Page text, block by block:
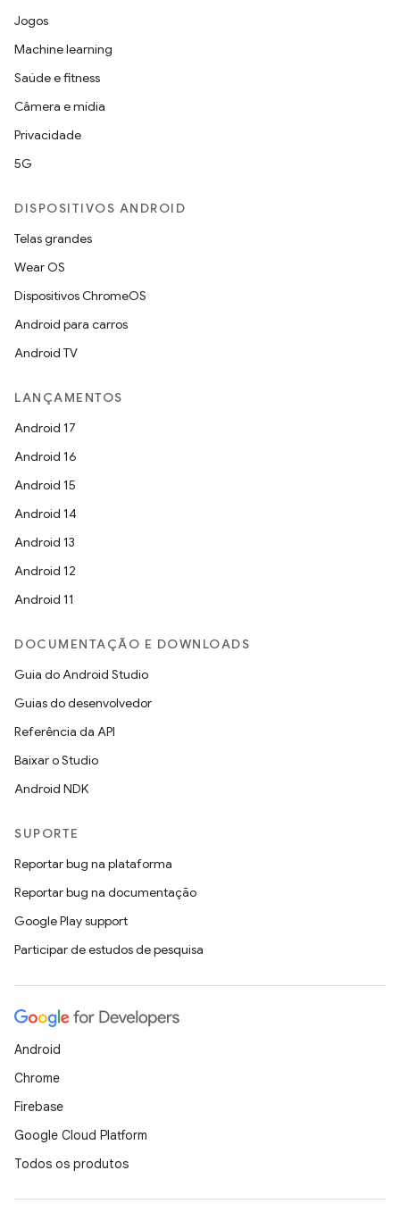
Jogos
Machine learning
Saúde e fitness
Câmera e mídia
Privacidade
5G
DISPOSITIVOS ANDROID
Telas grandes
Wear OS
Dispositivos ChromeOS
Android para carros
Android TV
LANÇAMENTOS
Android 17
Android 16
Android 15
Android 14
Android 13
Android 12
Android 11
DOCUMENTAÇÃO E DOWNLOADS
Guia do Android Studio
Guias do desenvolvedor
Referência da API
Baixar o Studio
Android NDK
SUPORTE
Reportar bug na plataforma
Reportar bug na documentação
Google Play support
Participar de estudos de pesquisa
Android
Chrome
Firebase
Google Cloud Platform
Todos os produtos